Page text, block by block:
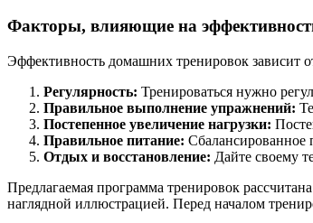
Факторы, влияющие на
Эффективность домашних тренировок зависит
Регулярность: Тренироваться нужно
Правильное выполнение упражнений:
Постепенное увеличение нагрузки:
Правильное питание: Сбалансированное
Отдых и восстановление: Дайте своему
Предлагаемая программа тренировок
наглядной иллюстрацией. Перед началом